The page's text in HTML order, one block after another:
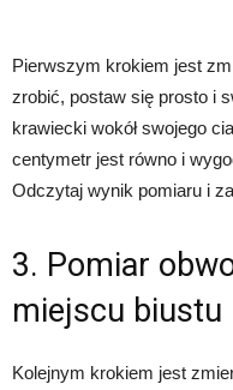
Pierwszym krokiem jest
zrobić, postaw się prosto i
krawiecki wokół swojego
centymetr jest równo i
Odczytaj wynik pomiaru i
3. Pomiar
miejscu biustu
Kolejnym krokiem jest